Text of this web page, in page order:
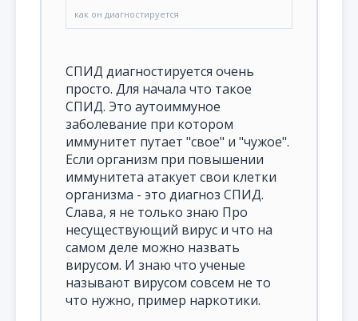
как он диагностируется
СПИД диагностируется очень
просто. Для начала что такое
СПИД. Это аутоиммуное
заболевание при котором
иммунитет путает "свое" и "чужое".
Если организм при повышении
иммунитета атакует свои клетки
организма - это диагноз СПИД.
Слава, я не только знаю Про
несуществующий вирус и что на
самом деле можно назвать
вирусом. И знаю что ученые
называют вирусом совсем не то
что нужно, пример наркотики.